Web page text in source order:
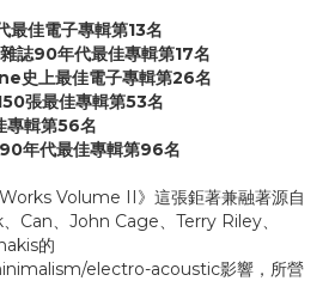
佳電子專輯第13名
90年代最佳專輯第17名
上最佳電子專輯第26名
張最佳專輯第53名
輯第56名
代最佳專輯第96名
Volume II》這張鉅著兼融著源自
Can、John Cage、Terry Riley、
的
electro-acoustic影響， 所營